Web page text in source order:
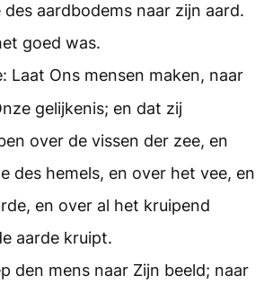
aardbodems naar zijn aard.
goed was.
Laat Ons mensen maken, naar
gelijkenis; en dat zij
over de vissen der zee, en
des hemels, en over het vee, en
en over al het kruipend
aarde kruipt.
den mens naar Zijn beeld; naar